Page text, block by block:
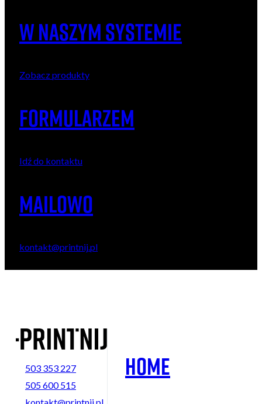
W naszym systemie
Zobacz produkty
formularzeM
Idź do kontaktu
Mailowo
kontakt@printnij.pl
503 353 227
505 600 515
Home